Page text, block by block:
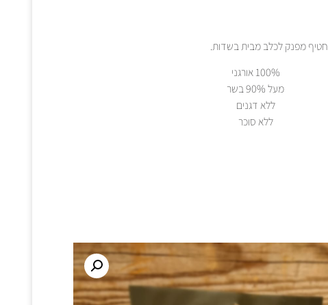
חטיף מפנק לכלב מבית בשדות.
100% אורגני
מעל 90% בשר
ללא דגנים
ללא סוכר